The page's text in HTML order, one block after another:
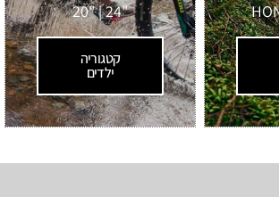
"24 | "20
קטגוריה
ילדים